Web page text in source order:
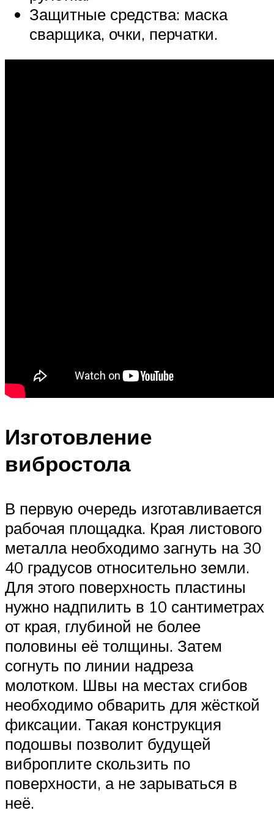
Защитные средства: маска
сварщика, очки, перчатки.
Изготовление
вибростола
В первую очередь изготавливается
рабочая площадка. Края листового
металла необходимо загнуть на 30
40 градусов относительно земли.
Для этого поверхность пластины
нужно надпилить в 10 сантиметрах
от края, глубиной не более
половины её толщины. Затем
согнуть по линии надреза
молотком. Швы на местах сгибов
необходимо обварить для жёсткой
фиксации. Такая конструкция
подошвы позволит будущей
виброплите скользить по
поверхности, а не зарываться в
неё.